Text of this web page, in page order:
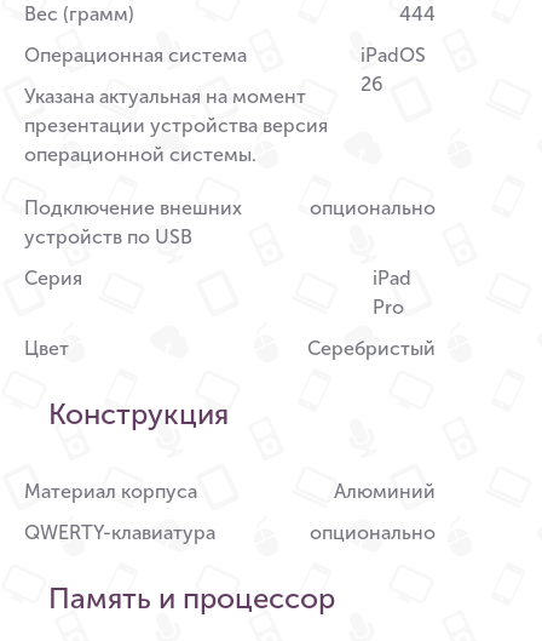
Вес (грамм)
444
Операционная система
Указана актуальная на момент
презентации устройства версия
операционной системы.
iPadOS
26
Подключение внешних
устройств по USB
опционально
Серия
iPad
Pro
Цвет
Серебристый
Конструкция
Материал корпуса
Алюминий
QWERTY-клавиатура
опционально
Память и процессор